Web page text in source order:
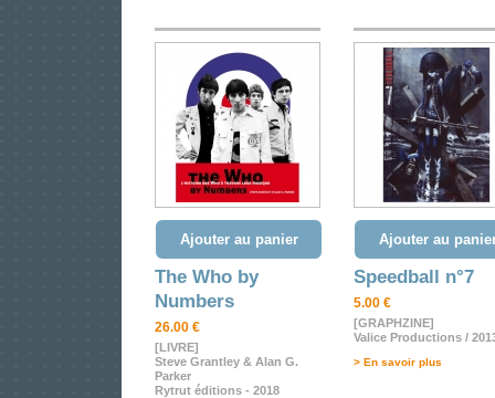
Ajouter au panier
The Who by
Numbers
26.00 €
[LIVRE]
Steve Grantley & Alan G.
Parker
Rytrut éditions - 2018
Ajouter au
Speedball n°7
5.00 €
[GRAPHZINE]
Valice Productions /
> En savoir plus